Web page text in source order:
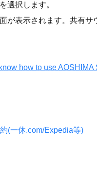
選択します。
が表示されます。共有
know how to use AOSHIMA
(一休.com/Expedia等)